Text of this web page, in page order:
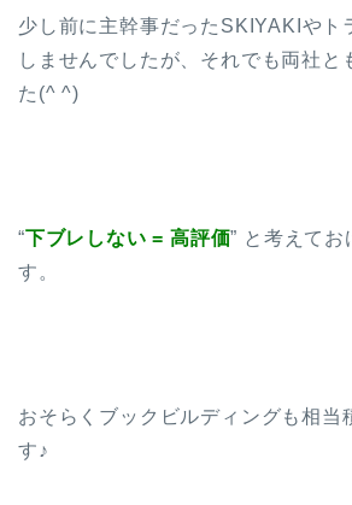
少し前に主幹事だったSKIYAKIやト
しませんでしたが、それでも両社と
た(^ ^)
“下ブレしない = 高評価” と考えてお
す。
おそらくブックビルディングも相当
す♪